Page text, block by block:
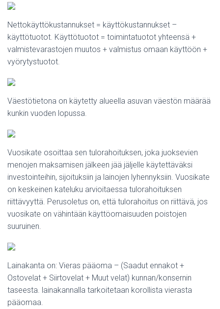
Nettokäyttökustannukset = käyttökustannukset –
käyttötuotot. Käyttötuotot = toimintatuotot yhteensä +
valmistevarastojen muutos + valmistus omaan käyttöön +
vyörytystuotot.
Väestötietona on käytetty alueella asuvan väestön määrää
kunkin vuoden lopussa.
Vuosikate osoittaa sen tulorahoituksen, joka juoksevien
menojen maksamisen jälkeen jää jäljelle käytettäväksi
investointeihin, sijoituksiin ja lainojen lyhennyksiin. Vuosikate
on keskeinen kateluku arvioitaessa tulorahoituksen
riittävyyttä. Perusoletus on, että tulorahoitus on riittävä, jos
vuosikate on vähintään käyttöomaisuuden poistojen
suuruinen.
Lainakanta on: Vieras pääoma – (Saadut ennakot +
Ostovelat + Siirtovelat + Muut velat) kunnan/konsernin
taseesta. lainakannalla tarkoitetaan korollista vierasta
pääomaa.